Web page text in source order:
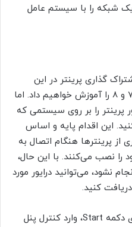
یک شبکه را با سیستم عامل
گذاری پرینتر در این
سیستم عامل های ویندوز نسخه 7 و 8 را آموزش خواهیم داد. اما
پرینتر را بر روی سیستمی که
این اقدام پایه و اساس
پرینترها هنگام اتصال به
را نصب می‌کنند. با این حال،
نشود، می‌توانید درایور مورد
کنید.
پس از نصب درایور با کلیک بر روی دکمه Start، وارد کنترل پنل